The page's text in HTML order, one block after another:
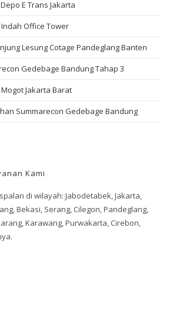
E Trans Jakarta
Office Tower
Lesung Cotage Pandeglang Banten
Gedebage Bandung Tahap 3
Jakarta Barat
Summarecon Gedebage Bandung
Kami
di wilayah: Jabodetabek, Jakarta,
Bekasi, Serang, Cilegon, Pandeglang,
Karawang, Purwakarta, Cirebon,